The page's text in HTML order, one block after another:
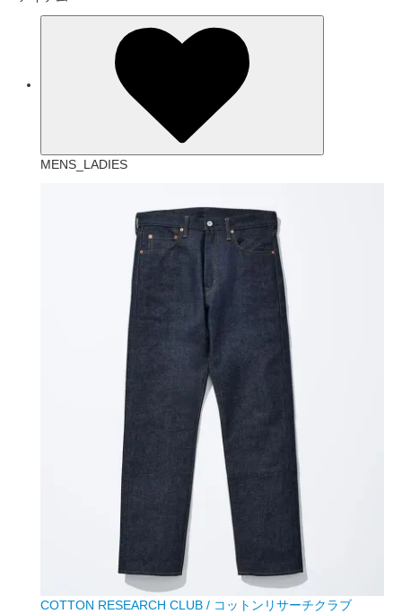
MENS_LADIES
COTTON RESEARCH CLUB / コットンリサーチクラブ